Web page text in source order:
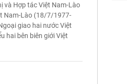
Hợp tác Việt Nam-Lào
Nam-Lào (18/7/1977-
giao hai nước Việt
hai bên biên giới Việt